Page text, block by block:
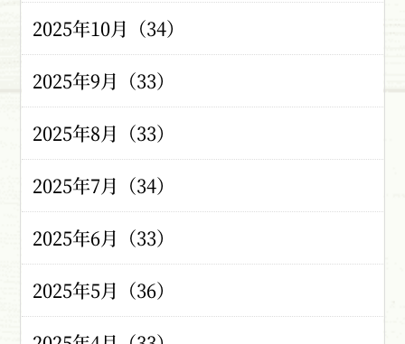
2025年10月（34）
2025年9月（33）
2025年8月（33）
2025年7月（34）
2025年6月（33）
2025年5月（36）